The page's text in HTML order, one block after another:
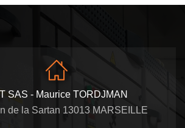
SAS - Maurice TORDJMAN
de la Sartan 13013 MARSEILLE